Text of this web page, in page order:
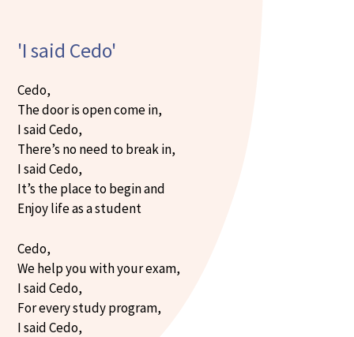
'I said Cedo'
Cedo,
The door is open come in,
I said Cedo,
There’s no need to break in,
I said Cedo,
It’s the place to begin and
Enjoy life as a student
Cedo,
We help you with your exam,
I said Cedo,
For every study program,
I said Cedo,